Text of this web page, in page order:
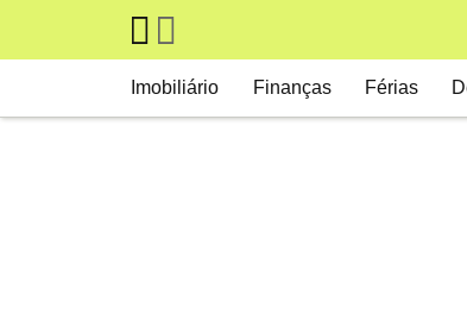
Skip to main content
Main navigation
Imobiliário Finanças Férias